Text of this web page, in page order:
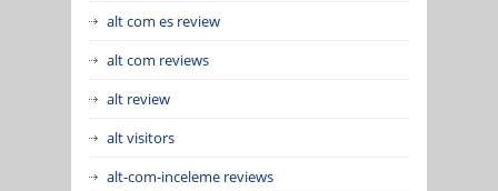
alt com es review
alt com reviews
alt review
alt visitors
alt-com-inceleme reviews